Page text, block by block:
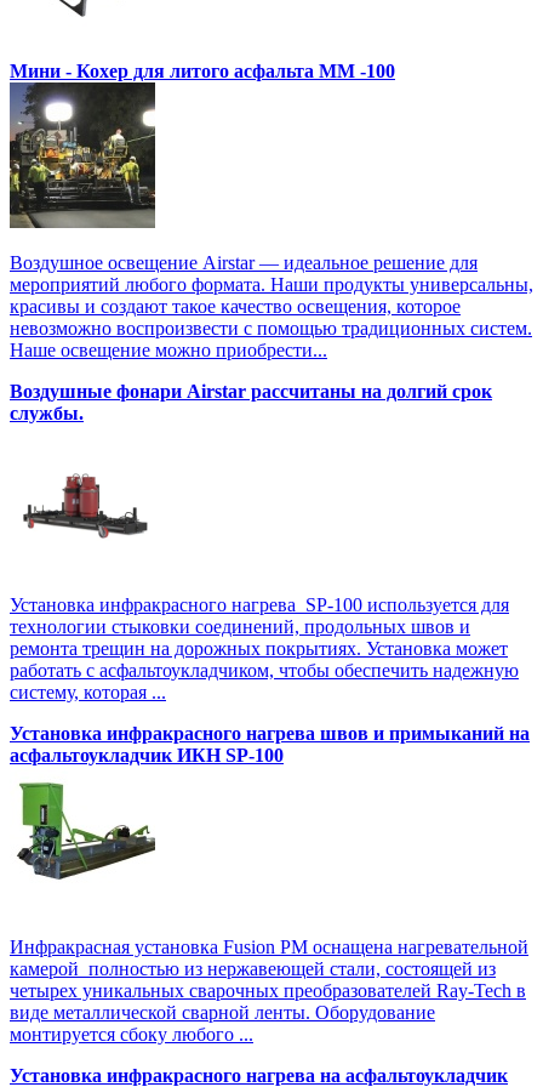
Мини - Кохер для литого асфальта MM -100
Воздушное освещение Airstar — идеальное решение для
мероприятий любого формата. Наши продукты универсальны,
красивы и создают такое качество освещения, которое
невозможно воспроизвести с помощью традиционных систем.
Наше освещение можно приобрести...
Воздушные фонари Airstar рассчитаны на долгий срок
службы.
Установка инфракрасного нагрева SP-100 используется для
технологии стыковки соединений, продольных швов и
ремонта трещин на дорожных покрытиях. Установка может
работать с асфальтоукладчиком, чтобы обеспечить надежную
систему, которая ...
Установка инфракрасного нагрева швов и примыканий на
асфальтоукладчик ИКН SP-100
Инфракрасная установка Fusion PM оснащена нагревательной
камерой полностью из нержавеющей стали, состоящей из
четырех уникальных сварочных преобразователей Ray-Tech в
виде металлической сварной ленты. Оборудование
монтируется сбоку любого ...
Установка инфракрасного нагрева на асфальтоукладчик